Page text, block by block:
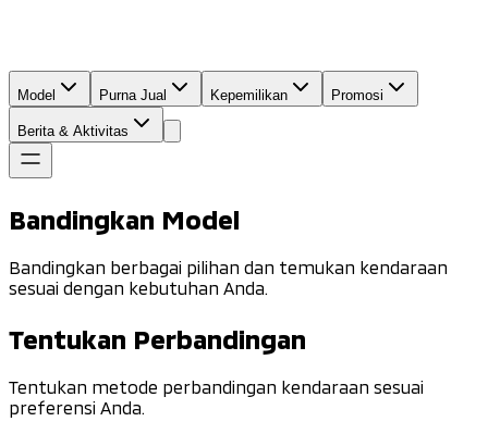
Model Purna Jual Kepemilikan Promosi
Berita & Aktivitas
Bandingkan Model
Bandingkan berbagai pilihan dan temukan kendaraan
sesuai dengan kebutuhan Anda.
Tentukan Perbandingan
Tentukan metode perbandingan kendaraan sesuai
preferensi Anda.